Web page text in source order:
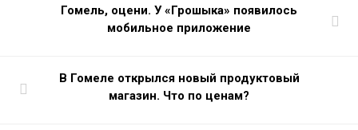
Гомель, оцени. У «Грошыка» появилось
мобильное приложение
В Гомеле открылся новый продуктовый
магазин. Что по ценам?